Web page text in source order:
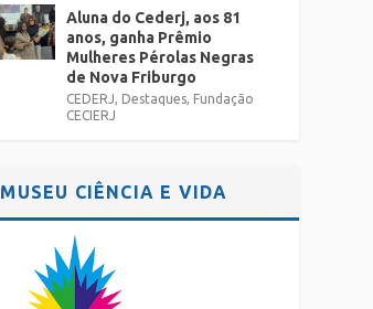
Aluna do Cederj, aos 81
anos, ganha Prêmio
Mulheres Pérolas Negras
de Nova Friburgo
CEDERJ, Destaques, Fundação
CECIERJ
MUSEU CIÊNCIA E VIDA